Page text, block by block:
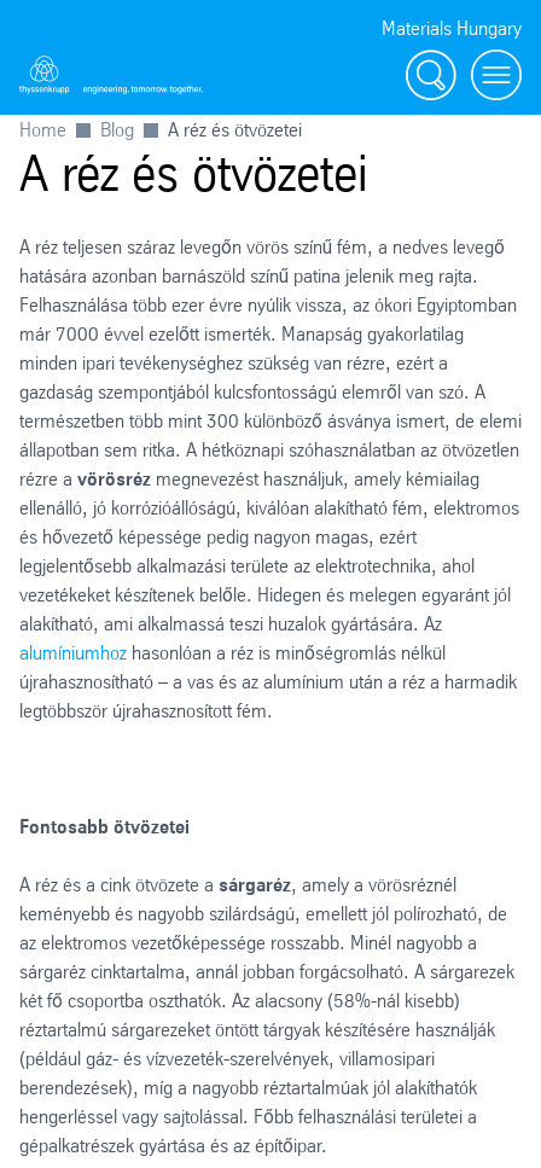
Materials Hungary
Search
Home Blog A réz és ötvözetei
A réz és ötvözetei
A réz teljesen száraz levegőn vörös színű fém, a nedves levegő
hatására azonban barnászöld színű patina jelenik meg rajta.
Felhasználása több ezer évre nyúlik vissza, az ókori Egyiptomban
már 7000 évvel ezelőtt ismerték. Manapság gyakorlatilag
minden ipari tevékenységhez szükség van rézre, ezért a
gazdaság szempontjából kulcsfontosságú elemről van szó. A
természetben több mint 300 különböző ásványa ismert, de elemi
állapotban sem ritka. A hétköznapi szóhasználatban az ötvözetlen
rézre a vörösréz megnevezést használjuk, amely kémiailag
ellenálló, jó korrózióállóságú, kiválóan alakítható fém, elektromos
és hővezető képessége pedig nagyon magas, ezért
legjelentősebb alkalmazási területe az elektrotechnika, ahol
vezetékeket készítenek belőle. Hidegen és melegen egyaránt jól
alakítható, ami alkalmassá teszi huzalok gyártására. Az
alumíniumhoz hasonlóan a réz is minőségromlás nélkül
újrahasznosítható – a vas és az alumínium után a réz a harmadik
legtöbbször újrahasznosított fém.
Fontosabb ötvözetei
A réz és a cink ötvözete a sárgaréz, amely a vörösréznél
keményebb és nagyobb szilárdságú, emellett jól polírozható, de
az elektromos vezetőképessége rosszabb. Minél nagyobb a
sárgaréz cinktartalma, annál jobban forgácsolható. A sárgarezek
két fő csoportba oszthatók. Az alacsony (58%-nál kisebb)
réztartalmú sárgarezeket öntött tárgyak készítésére használják
(például gáz- és vízvezeték-szerelvények, villamosipari
berendezések), míg a nagyobb réztartalmúak jól alakíthatók
hengerléssel vagy sajtolással. Főbb felhasználási területei a
gépalkatrészek gyártása és az építőipar.